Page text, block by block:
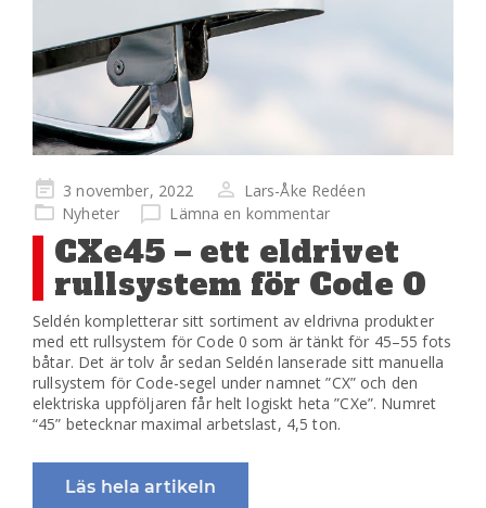
Publicerad
på
3 november, 2022
Lars-Åke Redéen
Nyheter
Lämna en kommentar
CXe45 – ett eldrivet
rullsystem för Code 0
Seldén kompletterar sitt sortiment av eldrivna produkter
med ett rullsystem för Code 0 som är tänkt för 45–55 fots
båtar. Det är tolv år sedan Seldén lanserade sitt manuella
rullsystem för Code-segel under namnet ”CX” och den
elektriska uppföljaren får helt logiskt heta ”CXe”. Numret
“45” betecknar maximal arbetslast, 4,5 ton.
Läs hela artikeln